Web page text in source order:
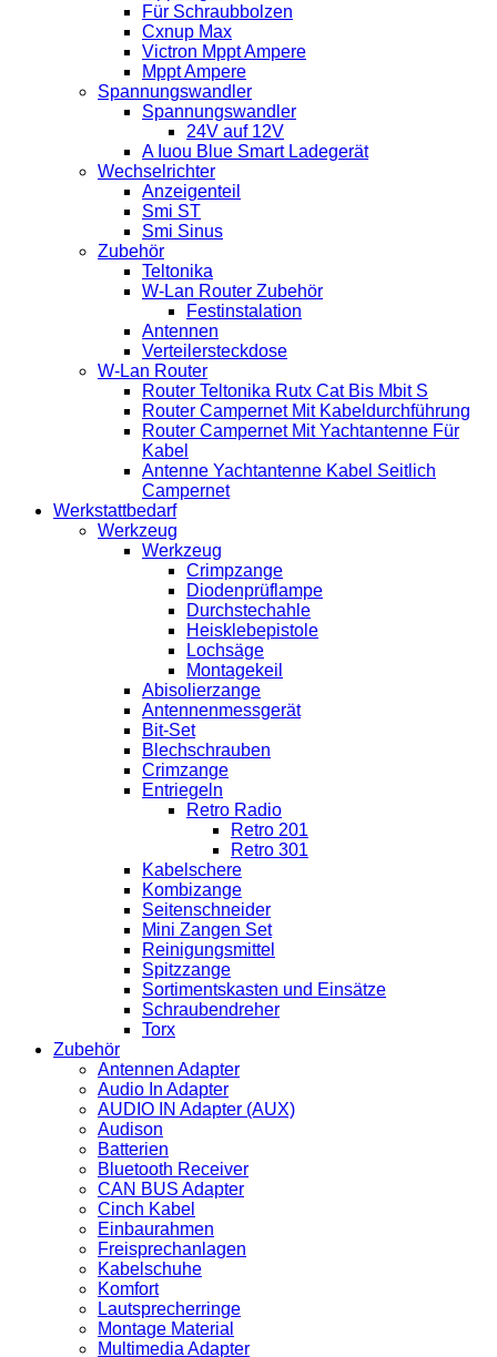
Für Schraubbolzen
Cxnup Max
Victron Mppt Ampere
Mppt Ampere
Spannungswandler
Spannungswandler
24V auf 12V
A Iuou Blue Smart Ladegerät
Wechselrichter
Anzeigenteil
Smi ST
Smi Sinus
Zubehör
Teltonika
W-Lan Router Zubehör
Festinstalation
Antennen
Verteilersteckdose
W-Lan Router
Router Teltonika Rutx Cat Bis Mbit S
Router Campernet Mit Kabeldurchführung
Router Campernet Mit Yachtantenne Für
Kabel
Antenne Yachtantenne Kabel Seitlich
Campernet
Werkstattbedarf
Werkzeug
Werkzeug
Crimpzange
Diodenprüflampe
Durchstechahle
Heisklebepistole
Lochsäge
Montagekeil
Abisolierzange
Antennenmessgerät
Bit-Set
Blechschrauben
Crimzange
Entriegeln
Retro Radio
Retro 201
Retro 301
Kabelschere
Kombizange
Seitenschneider
Mini Zangen Set
Reinigungsmittel
Spitzzange
Sortimentskasten und Einsätze
Schraubendreher
Torx
Zubehör
Antennen Adapter
Audio In Adapter
AUDIO IN Adapter (AUX)
Audison
Batterien
Bluetooth Receiver
CAN BUS Adapter
Cinch Kabel
Einbaurahmen
Freisprechanlagen
Kabelschuhe
Komfort
Lautsprecherringe
Montage Material
Multimedia Adapter